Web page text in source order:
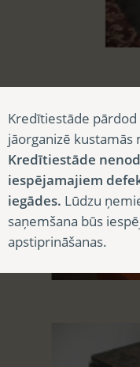
Kredītiestāde
jāorganizē kustamās
Kredītiestāde
iespējamajiem
iegādes. Lūdzu
saņemšana būs
apstiprināšanas.